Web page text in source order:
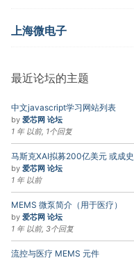
上海微电子
最近论坛的主题
中文javascript学习网站列表
by 爱芯网 论坛
1 年 以前, 1个回复
马斯克XAI拟募200亿美元 或成
by 爱芯网 论坛
1 年 以前
MEMS 微泵简介（用于医疗）
by 爱芯网 论坛
1 年 以前, 3个回复
流控与医疗 MEMS 元件